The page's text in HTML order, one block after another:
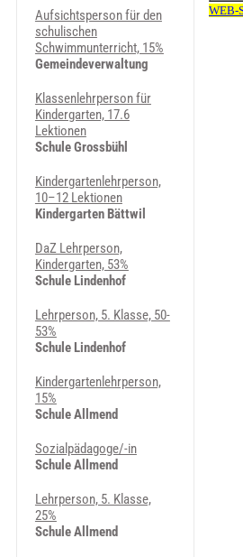
Aufsichtsperson für den
schulischen
Schwimmunterricht, 15%
Gemeindeverwaltung
Klassenlehrperson für
Kindergarten, 17.6
Lektionen
Schule Grossbühl
Kindergartenlehrperson,
10–12 Lektionen
Kindergarten Bättwil
DaZ Lehrperson,
Kindergarten, 53%
Schule Lindenhof
Lehrperson, 5. Klasse, 50-
53%
Schule Lindenhof
Kindergartenlehrperson,
15%
Schule Allmend
Sozialpädagoge/-in
Schule Allmend
Lehrperson, 5. Klasse,
25%
Schule Allmend